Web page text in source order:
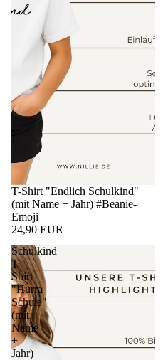
T-Shirt "Endlich Schulkind"
(mit Name + Jahr) #Beanie-
Emoji
24,90 EUR
Schulkind
T-
Shirt
"Hurra
Schule"
(mit
Name
+
Jahr)